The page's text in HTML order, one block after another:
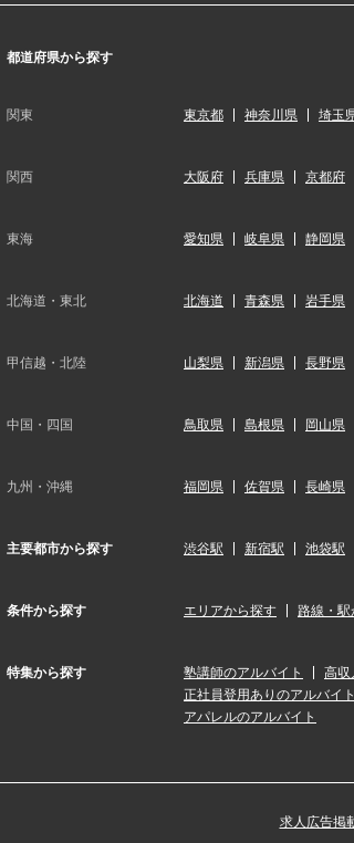
都道府県から探す
関東 東京都 神奈川県 埼玉
関西 大阪府 兵庫県 京都府
東海 愛知県 岐阜県 静岡県
北海道・東北 北海道 青森県 岩手県
甲信越・北陸 山梨県 新潟県 長野県
中国・四国 鳥取県 島根県 岡山県
九州・沖縄 福岡県 佐賀県 長崎県
主要都市から探す 渋谷駅 新宿駅 池袋駅
条件から探す エリアから探す 路線・駅
特集から探す 塾講師のアルバイト 高収
正社員登用ありのアルバイト
アパレルのアルバイト
求人広告掲